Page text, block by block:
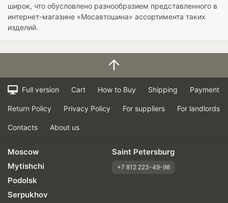
широк, что обусловлено разнообразием представленного в
интернет-магазине «Мосавтошина» ассортимента таких
изделий.
Full version Cart How to Buy Shipping Payment
Return Policy Privacy Policy For suppliers For landlords
Contacts About us
Moscow
Mytishchi
Podolsk
Serpukhov
Saint Petersburg
+7 812 223-49-98